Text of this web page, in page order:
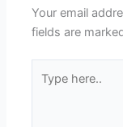
Your email
fields are
here..